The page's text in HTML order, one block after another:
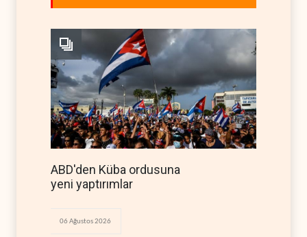
ABD'den Küba ordusuna
yeni yaptırımlar
06 Ağustos 2026